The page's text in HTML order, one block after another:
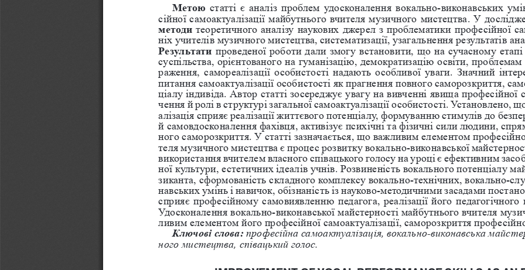
Метою статті є аналіз проблем удосконалення вокально-виконавських
сійної самоактуалізації майбутнього вчителя музичного мистецтва. У
методи теоретичного аналізу наукових джерел з проблематики професійної
ніх учителів музичного мистецтва, систематизації, узагальнення результатів
Результати проведеної роботи дали змогу встановити, що на сучасному етапі
суспільства, орієнтованого на гуманізацію, демократизацію освіти,
раження, самореалізації особистості надають особливої уваги. Значний
питання самоактуалізації особистості як прагнення повного саморозкриття,
ціалу індивіда. Автор статті зосереджує увагу на вивченні явища професійної
чення й ролі в структурі загальної самоактуалізації особистості. Установлено,
алізація сприяє реалізації життєвого потенціалу, формуванню стимулів до
й самовдосконалення фахівця, активізує психічні та фізичні сили людини,
ного саморозкриття. У статті зазначається, що важливим елементом
теля музичного мистецтва є процес розвитку вокально-виконавської
використання вчителем власного співацького голосу на уроці є ефективним
ної культури, естетичних ідеалів учнів. Розвиненість вокального потенціалу
зиканта, сформованість складного комплексу вокально-технічних, вокально-
навських умінь і навичок, обізнаність із науково-методичними засадами
сприяє професійному самовиявленню педагога, реалізації його педагогічного
Удосконалення вокально-виконавської майстерності майбутнього вчителя
ливим елементом його професійної самоактуалізації, саморозкриття
Ключові слова: професійна самоактуалізація, вокально-виконавська
ного мистецтва, співацький голос.